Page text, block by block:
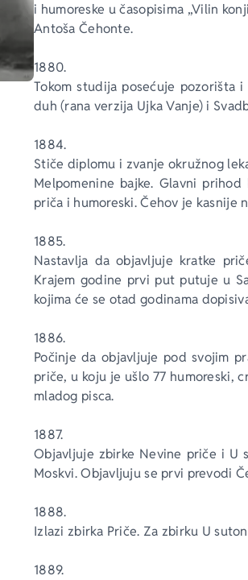
i humoreske u časopisima „Vilin
Antoša Čehonte.
1880.
Tokom studija posećuje pozorišta
duh (rana verzija Ujka Vanje) i
1884.
Stiče diplomu i zvanje okružnog
Melpomenine bajke. Glavni
priča i humoreski. Čehov je
1885.
Nastavlja da objavljuje kratke
Krajem godine prvi put putuje u
kojima će se otad godinama
1886.
Počinje da objavljuje pod svojim
priče, u koju je ušlo 77 humoreski,
mladog pisca.
1887.
Objavljuje zbirke Nevine priče i U
Moskvi. Objavljuju se prvi prevodi
1888.
Izlazi zbirka Priče. Za zbirku U
1889.